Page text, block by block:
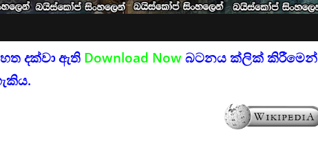
දක්වා ඇති Download Nowබටනය ක්ලික් කිරීමෙන්